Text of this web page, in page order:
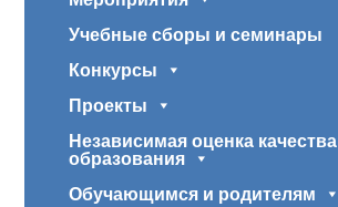
Учебные сборы и семинары
Конкурсы
Проекты
Независимая оценка качества
образования
Обучающимся и родителям